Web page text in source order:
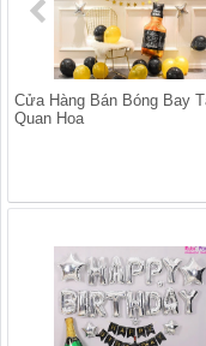
Cửa Hàng Bán Bóng Bay
Quan Hoa